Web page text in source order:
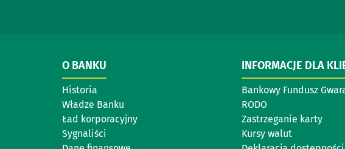
O BANKU
Historia
Władze Banku
Ład korporacyjny
Sygnaliści
INFORMACJE DLA
Bankowy Fundusz
RODO
Zastrzeganie karty
Kursy walut